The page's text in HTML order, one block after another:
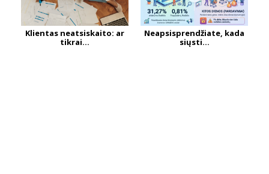
Klientas neatsiskaito: ar
tikrai...
Neapsisprendžiate, kada
siųsti...